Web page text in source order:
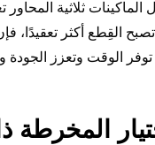
الماكينات ثلاثية
القِطع أكثر تعقيدًا،
الوقت وتعزز الجودة